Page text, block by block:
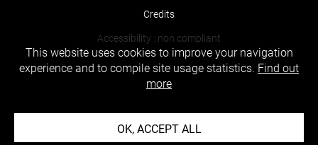
Credits
Accessibility : non compliant
This website uses cookies to improve your navigation
experience and to compile site usage statistics. Find out
more
OK, ACCEPT ALL